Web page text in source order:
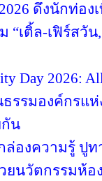
ดึงนักท่อ
“เติ้ล-เฟิร์ส
Day 2026:
รรมองค์กรแ
น
องความรู้ ปูท
ยนวัตกรรมห้